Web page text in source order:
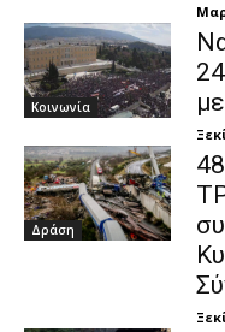
Κοινωνία
Δράση